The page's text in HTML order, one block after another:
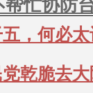
帮忙协防
，何必
乾脆去